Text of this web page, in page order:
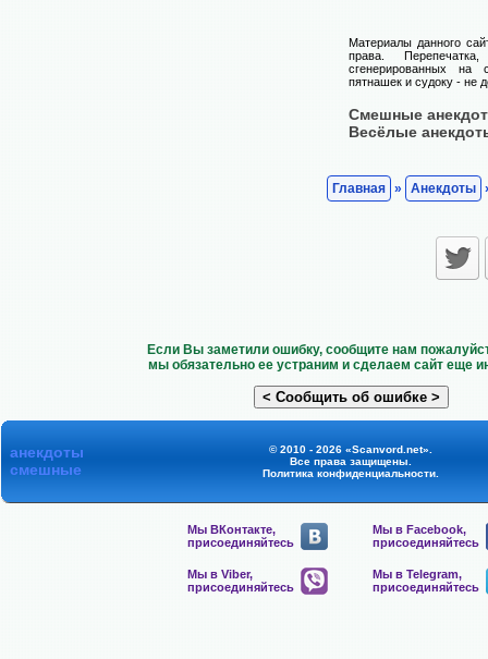
Материалы данного
права.
сгенерированных на
пятнашек и судоку - не
Смешные
Весёлые
Главная » Анекдоты
Если Вы заметили ошибку, сообщите нам
мы обязательно ее устраним и сделаем сайт еще
анекдоты
смешные
© 2010 - 2026 «Scanvord.net».
Все права защищены.
Политика конфиденциальности
Мы ВКонтакте,
присоединяйтесь
Мы в Facebook,
присоединяйтесь
Мы в Viber,
присоединяйтесь
Мы в Telegram,
присоединяйтесь